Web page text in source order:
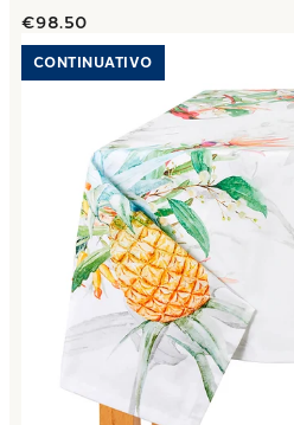
€98.50
Link to "Tovaglia tropical
CONTINUATIVO